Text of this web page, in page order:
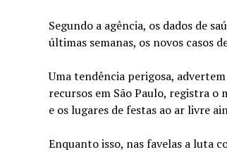
Segundo a agência, os dados de
últimas semanas, os novos casos
Uma tendência perigosa,
recursos em São Paulo, registra o
e os lugares de festas ao ar livre
Enquanto isso, nas favelas a luta